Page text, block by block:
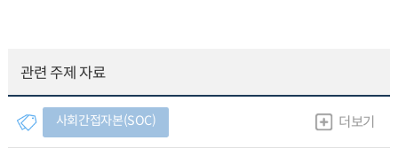
관련 주제 자료
사회간접자본(SOC) 더보기